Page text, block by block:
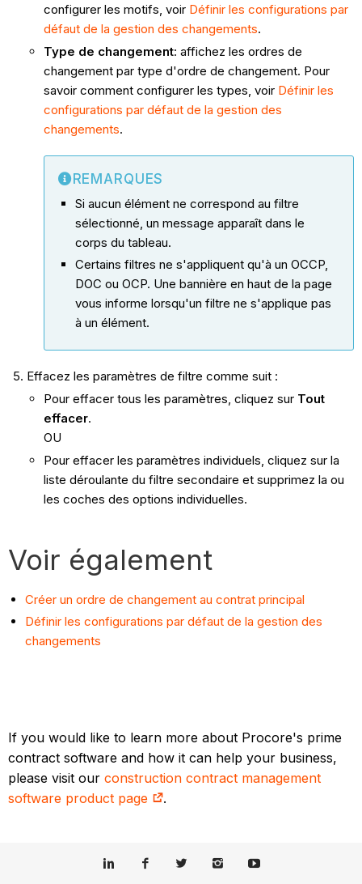
configurer les motifs, voir Définir les configurations par
défaut de la gestion des changements.
Type de changement: affichez les ordres de
changement par type d'ordre de changement. Pour
savoir comment configurer les types, voir Définir les
configurations par défaut de la gestion des
changements.
REMARQUES
Si aucun élément ne correspond au filtre
sélectionné, un message apparaît dans le
corps du tableau.
Certains filtres ne s'appliquent qu'à un OCCP,
DOC ou OCP. Une bannière en haut de la page
vous informe lorsqu'un filtre ne s'applique pas
à un élément.
Effacez les paramètres de filtre comme suit :
Pour effacer tous les paramètres, cliquez sur Tout
effacer.
OU
Pour effacer les paramètres individuels, cliquez sur la
liste déroulante du filtre secondaire et supprimez la ou
les coches des options individuelles.
Voir également
Créer un ordre de changement au contrat principal
Définir les configurations par défaut de la gestion des
changements
If you would like to learn more about Procore's prime
contract software and how it can help your business,
please visit ourconstruction contract management
software product page
.